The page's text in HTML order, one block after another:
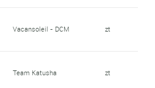
Vacansoleil - DCM zt
Team Katusha zt